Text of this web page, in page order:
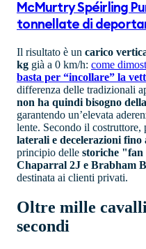
McMurtry Spéirling
tonnellate di
Il risultato è un carico
kg già a 0 km/h: come
basta per “incollare” la
differenza delle tradizionali
non ha quindi bisogno
garantendo un’elevata
lente. Secondo il costruttore,
laterali e decelerazioni fino
principio delle storiche "fan
Chaparral 2J e Brabham
destinata ai clienti privati.
Oltre mille
secondi